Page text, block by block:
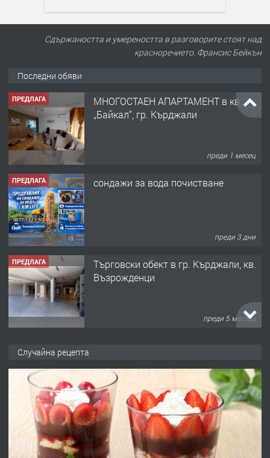
Сдържаността и умереността в разговорите стоят над
красноречието. Франсис Бейкън
Последни обяви
ПРЕДЛАГА
МНОГОСТАЕН АПАРТАМЕНТ в кв.
„Байкал“, гр. Кърджали
преди 1 месец
ПРЕДЛАГА сондажи за вода почистване
преди 3 дни
ПРЕДЛАГА
Tърговски обект в гр. Кърджали, кв.
Възрожденци
преди 5 месеца
преди 6 месеца
ПРЕДЛАГА
Заведение /ресторант, бистро/ в с.
Чакаларово, община Кирково
Случайна рецепта